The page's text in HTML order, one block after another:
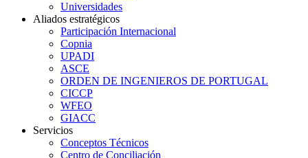
Universidades
Aliados estratégicos
Participación Internacional
Copnia
UPADI
ASCE
ORDEN DE INGENIEROS DE PORTUGAL
CICCP
WFEO
GIACC
Servicios
Conceptos Técnicos
Centro de Conciliación